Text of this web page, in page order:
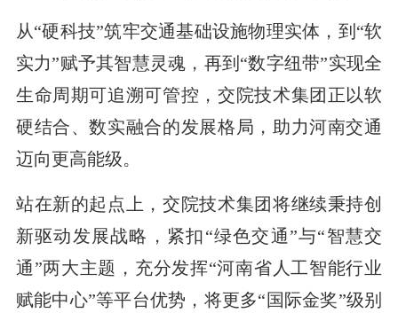
从“硬科技”筑牢交通基础设施物理实体，到“软
实力”赋予其智慧灵魂，再到“数字纽带”实现全
生命周期可追溯可管控，交院技术集团正以软
硬结合、数实融合的发展格局，助力河南交通
迈向更高能级。
站在新的起点上，交院技术集团将继续秉持创
新驱动发展战略，紧扣“绿色交通”与“智慧交
通”两大主题，充分发挥“河南省人工智能行业
赋能中心”等平台优势，将更多“国际金奖”级别